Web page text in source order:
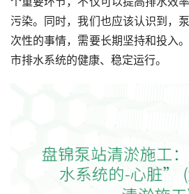
污染。同时，我们也应该认识到，
次性的事情，需要长期坚持和投入
市排水系统的健康、稳定运行。